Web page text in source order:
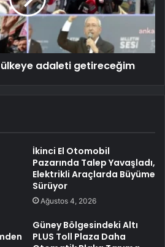
ülkeye adaleti getireceğim
İkinci El Otomobil
Pazarında Talep Yavaşladı,
Elektrikli Araçlarda Büyüme
Sürüyor
Ağustos 4, 2026
Güney Bölgesindeki Altı
PLUS Toll Plaza Daha